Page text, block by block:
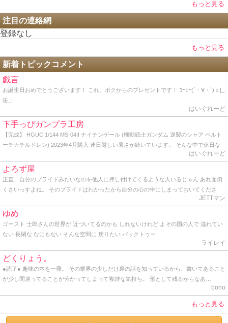
もっと見る
注目の連絡網
登録なし
もっと見る
新着トピックコメント
戯言
お誕生日おめでとうございます！ これ、ボクからのプレゼントです！ ｺｰﾋｰ(´・∀・`)ｏ|_
缶_|
はいぐれーど
下手っぴガンプラ工房
【完成】 HGUC 1/144 MS-04II ナイチンゲール (機動戦士ガンダム 逆襲のシャア ベルト
ーチカチルドレン) 2023年4月購入 連日厳しい暑さが続いています。 そんな中で休日な
のに早起きして人気のない公園の端っこで青空塗装をしている自分は一体何者なのだろ
う？と軽くゲシュタルト崩壊を起こしながらトップコートを吹いてきました。 かくして
HG ナイチンゲールの完成です。 作り始めた時からデカいデカいと言い続けていた同キ
のはケツの部分と背中から伸びる大型のバインダーですね。 どちらにもバーニアノズル
がこれでもかと埋め尽くされ、見るからに推力オバケです。 でも、ぶっちゃけここまで
やるんならもう別に腕だの脚だの必要ないのでは？と思うわけです。 あれだけの巨体に
わざわざビームライフル握らせて撃ち合ったりビームサーベルでチャンバラさせる意味
が分からない。 そりゃあ見た目のインパクトも大事かも知れないけど、だからと言って
デカければ良い、と言うワケでもなかろうに。 そう言えばこのナイチンゲールの搭乗者
であるシャア総帥は、かつて脚がないモビルスーツを宛てがわれた時にもブツブツ文句
垂れてたし、｢モビルスーツはこうあるべき｣と言うシャア様の強い拘りが反映されて、
あのデザインになったのでしょうかね？ まぁ、アムロとの最後の死闘を繰り広げたモビ
ルスーツなので、好きにすれば？って感じです。 せっかくなので 1年前に作ったRG Hi-ν
ガンダムと絡めてアルバム用の写真に納めます。 はてさて、どこに飾ろうかな･･･。
はいぐれーど
よろず屋
正直、自分のプライドみたいなのを他人に押し付けてくるような人いるじゃん あれ面倒
くさいっすよね。 そのプライドはわかったから自分の心の中にしまっておいてくださ
い。 プライドって個人が思い持つもので、他人に共有させるもんじゃないし、他人に見
せつけるものじゃないと思うね。 最近っうか、ここ一年ぐらいプライドの塊みたいなオ
持ってるけど、勿体なくて他人には見せたことはありません。 プライドってのはとても
とても大切なものだからね。 まっ、そんな感じで久しぶりに覗いてみたら、地味にアク
ションがあったんで久しぶりに書いてみた。 ではでは。 そんな感じ。
JETTマン
ゆめ
ゴースト 士郎さんの世界が 近づいてるのかも しれないけれど よその国の人で 溢れてい
ない 長閑な なにもない そんな空間に 戻りたい バックトゥー
ライレイ
どくりょう。
●読了● 趣味の本を一冊。 その業界の少しだけ裏の話を知っているから、書いてあること
が少し間違ってることが分かってしまって複雑な気持ち。 形として残るからなあ…
bono
もっと見る